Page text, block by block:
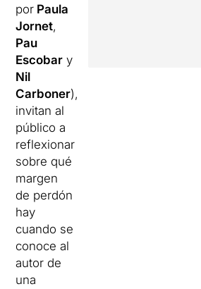
por Paula
Jornet,
Pau
Escobar y
Nil
Carboner),
invitan al
público a
reflexionar
sobre qué
margen
de perdón
hay
cuando se
conoce al
autor de
una